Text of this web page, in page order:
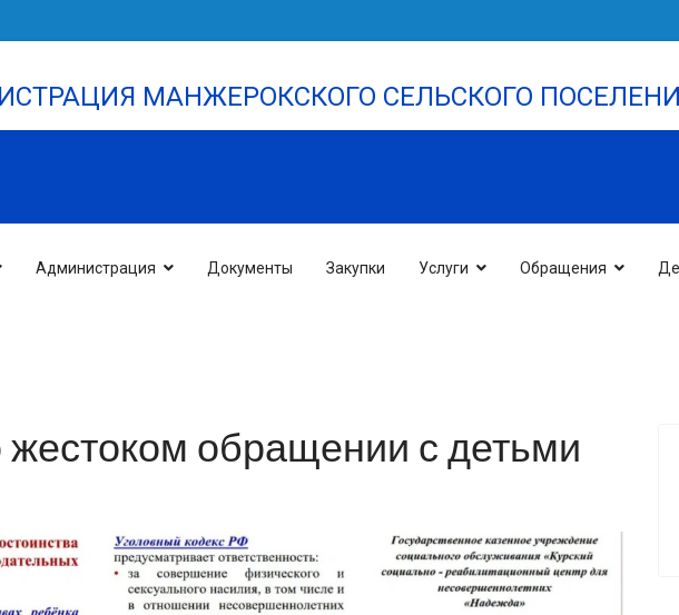
МАНЖЕРОКСКОГО СЕЛЬСКОГО
Администрация Документы Закупки Услуги Обращения
жестоком обращении с детьми